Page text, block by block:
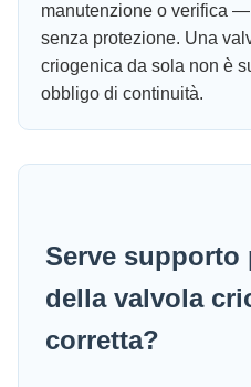
manutenzione o verifica
senza protezione. Una
criogenica da sola non è
obbligo di continuità.
Serve supporto
della valvola
corretta?